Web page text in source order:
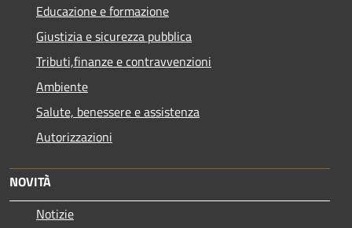
Educazione e formazione
Giustizia e sicurezza pubblica
Tributi,finanze e contravvenzioni
Ambiente
Salute, benessere e assistenza
Autorizzazioni
NOVITÀ
Notizie